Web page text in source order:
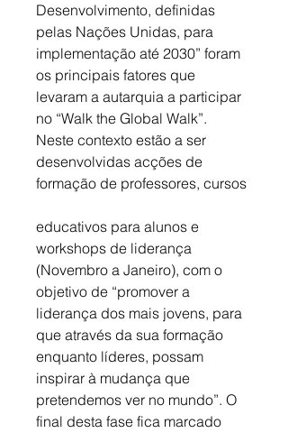
Desenvolvimento, definidas
pelas Nações Unidas, para
implementação até 2030” foram
os principais fatores que
levaram a autarquia a participar
no “Walk the Global Walk”.
Neste contexto estão a ser
desenvolvidas acções de
formação de professores, cursos
educativos para alunos e
workshops de liderança
(Novembro a Janeiro), com o
objetivo de “promover a
liderança dos mais jovens, para
que através da sua formação
enquanto líderes, possam
inspirar à mudança que
pretendemos ver no mundo”. O
final desta fase fica marcado